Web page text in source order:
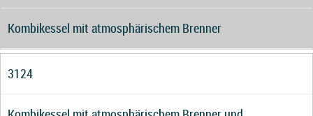
Kombikessel mit atmosphärischem Brenner
3124